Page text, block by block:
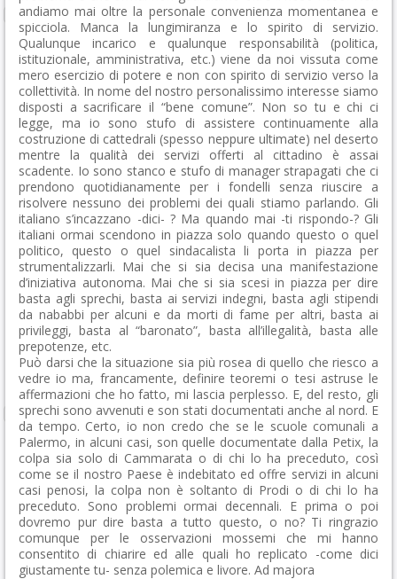
andiamo mai oltre la personale convenienza momentanea e
spicciola. Manca la lungimiranza e lo spirito di servizio.
Qualunque incarico e qualunque responsabilità (politica,
istituzionale, amministrativa, etc.) viene da noi vissuta come
mero esercizio di potere e non con spirito di servizio verso la
collettività. In nome del nostro personalissimo interesse siamo
disposti a sacrificare il “bene comune”. Non so tu e chi ci
legge, ma io sono stufo di assistere continuamente alla
costruzione di cattedrali (spesso neppure ultimate) nel deserto
mentre la qualità dei servizi offerti al cittadino è assai
scadente. Io sono stanco e stufo di manager strapagati che ci
prendono quotidianamente per i fondelli senza riuscire a
risolvere nessuno dei problemi dei quali stiamo parlando. Gli
italiano s’incazzano -dici- ? Ma quando mai -ti rispondo-? Gli
italiani ormai scendono in piazza solo quando questo o quel
politico, questo o quel sindacalista li porta in piazza per
strumentalizzarli. Mai che si sia decisa una manifestazione
d’iniziativa autonoma. Mai che si sia scesi in piazza per dire
basta agli sprechi, basta ai servizi indegni, basta agli stipendi
da nababbi per alcuni e da morti di fame per altri, basta ai
privileggi, basta al “baronato”, basta all’illegalità, basta alle
prepotenze, etc.
Può darsi che la situazione sia più rosea di quello che riesco a
vedre io ma, francamente, definire teoremi o tesi astruse le
affermazioni che ho fatto, mi lascia perplesso. E, del resto, gli
sprechi sono avvenuti e son stati documentati anche al nord. E
da tempo. Certo, io non credo che se le scuole comunali a
Palermo, in alcuni casi, son quelle documentate dalla Petix, la
colpa sia solo di Cammarata o di chi lo ha preceduto, così
come se il nostro Paese è indebitato ed offre servizi in alcuni
casi penosi, la colpa non è soltanto di Prodi o di chi lo ha
preceduto. Sono problemi ormai decennali. E prima o poi
dovremo pur dire basta a tutto questo, o no? Ti ringrazio
comunque per le osservazioni mossemi che mi hanno
consentito di chiarire ed alle quali ho replicato -come dici
giustamente tu- senza polemica e livore. Ad majora